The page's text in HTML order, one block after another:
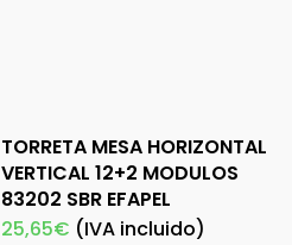
TORRETA MESA HORIZONTAL
VERTICAL 12+2 MODULOS
83202 SBR EFAPEL
25,65€ (IVA incluido)